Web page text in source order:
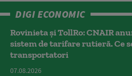
DIGI ECONOMIC
Rovinieta și TollRo: CNAIR
sistem de tarifare rutieră. Ce
transportatori
07.08.2026